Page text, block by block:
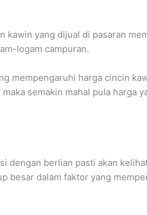
kawin yang dijual di pasaran
logam campuran.
mempengaruhi harga cincin
semakin mahal pula harga
dengan berlian pasti akan
besar dalam faktor yang